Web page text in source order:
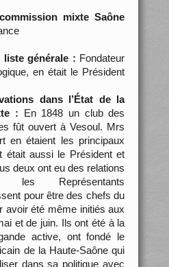
mixte Saône
liste générale : Fondateur
en était le Président
dans l’État de la
: En 1848 un club des
fût ouvert à Vesoul. Mrs
en étaient les principaux
était aussi le Président et
deux ont eu des relations
les Représentants
pour être des chefs du
avoir été même initiés aux
et de juin. Ils ont été à la
active, ont fondé le
de la Haute-Saône qui
dans sa politique avec